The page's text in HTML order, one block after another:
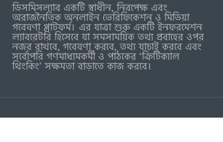
ডিসমিসল্যাব একটি স্বাধীন, নিরপেক্ষ এবং
অরাজনৈতিক অনলাইন ভেরিফিকেশন ও মিডিয়া
গবেষণা প্লাটফর্ম। এর যাত্রা শুরু একটি ইনফরমেশন
ল্যাবরেটরি হিসেবে যা সমসাময়িক তথ্য প্রবাহের ওপর
নজর রাখবে, গবেষণা করবে, তথ্য যাচাই করবে এবং
সর্বোপরি গণমাধ্যমকর্মী ও পাঠকের ‘ক্রিটিক্যাল
থিংকিং’ সক্ষমতা বাড়াতে কাজ করবে।